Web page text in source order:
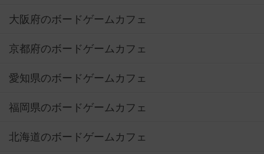
大阪府のボードゲームカフェ
京都府のボードゲームカフェ
愛知県のボードゲームカフェ
福岡県のボードゲームカフェ
北海道のボードゲームカフェ